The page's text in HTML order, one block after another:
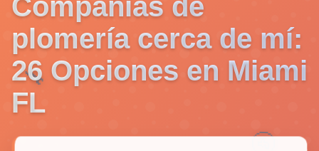
🔧
🚰
Compañias de
plomería cerca de mí:
26 Opciones en Miami
FL